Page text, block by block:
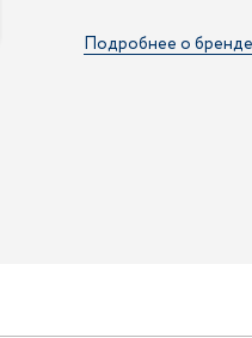
Подробнее о бренде